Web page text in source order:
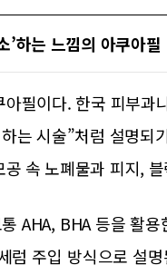
’하는 느낌의 아쿠아필
아필이다. 한국 피부과
는 시술”처럼 설명되
공 속 노폐물과 피지,
AHA, BHA 등을 활
럼 주입 방식으로 설